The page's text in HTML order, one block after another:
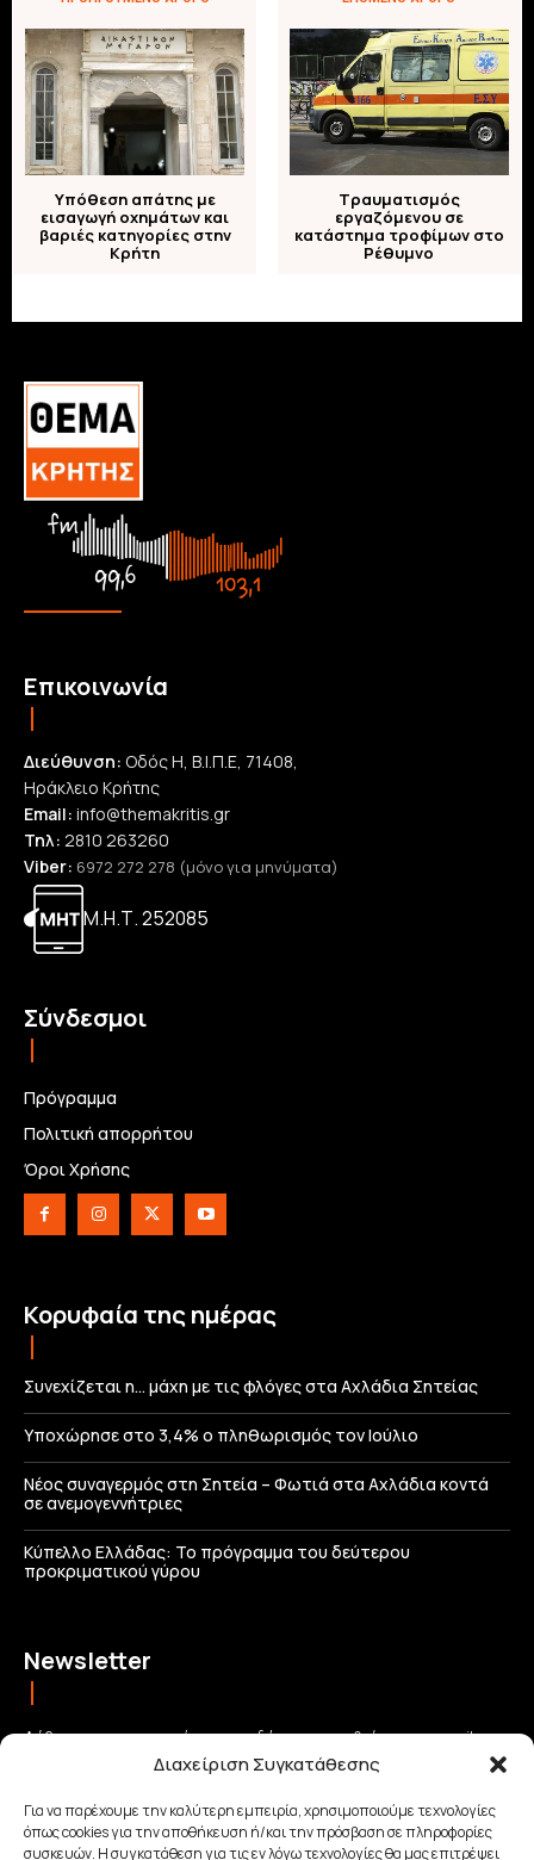
Διαχείριση Συγκατάθεσης
Για να παρέχουμε την καλύτερη εμπειρία, χρησιμοποιούμε τεχνολογίες
όπως cookies για την αποθήκευση ή/και την πρόσβαση σε πληροφορίες
συσκευών. Η συγκατάθεση για τις εν λόγω τεχνολογίες θα μας επιτρέψει
Υπόθεση απάτης με
εισαγωγή οχημάτων και
βαριές κατηγορίες στην
Κρήτη
Τραυματισμός
εργαζόμενου σε
κατάστημα τροφίμων στο
Ρέθυμνο
Επικοινωνία
Διεύθυνση: Οδός Η, Β.Ι.Π.Ε, 71408,
Ηράκλειο Κρήτης
Email: info@themakritis.gr
Τηλ: 2810 263260
Viber: 6972 272 278 (μόνο για μηνύματα)
Μ.Η.Τ. 252085
Σύνδεσμοι
Πρόγραμμα
Πολιτική απορρήτου
Όροι Χρήσης
Κορυφαία της ημέρας
Συνεχίζεται η… μάχη με τις φλόγες στα Αχλάδια Σητείας
Υποχώρησε στο 3,4% ο πληθωρισμός τον Ιούλιο
Νέος συναγερμός στη Σητεία – Φωτιά στα Αχλάδια κοντά
σε ανεμογεννήτριες
Κύπελλο Ελλάδας: Το πρόγραμμα του δεύτερου
προκριματικού γύρου
Newsletter
Λάβετε τις σημαντικότερες ειδήσεις απευθείας στο email σας
και μείνετε πάντα συνδεδεμένοι με την Κρήτη!
ΕΓΓΡΑΦΗ